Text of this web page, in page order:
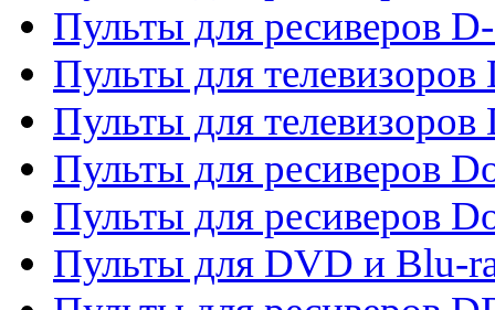
Пульты для ресиверов
Пульты для телевизоров
Пульты для
Пульты для ресиверов
Пульты для ресиверов
Пульты для DVD и Blu-